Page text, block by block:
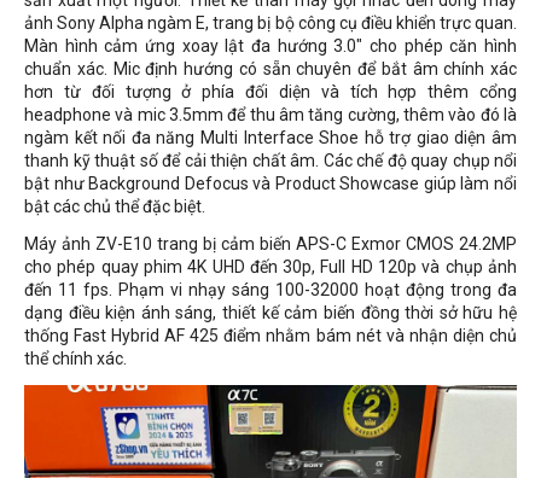
ảnh Sony Alpha ngàm E, trang bị bộ công cụ điều khiển trực quan.
Màn hình cảm ứng xoay lật đa hướng 3.0" cho phép căn hình
chuẩn xác. Mic định hướng có sẵn chuyên để bắt âm chính xác
hơn từ đối tượng ở phía đối diện và tích hợp thêm cổng
headphone và mic 3.5mm để thu âm tăng cường, thêm vào đó là
ngàm kết nối đa năng Multi Interface Shoe hỗ trợ giao diện âm
thanh kỹ thuật số để cải thiện chất âm. Các chế độ quay chụp nổi
bật như Background Defocus và Product Showcase giúp làm nổi
bật các chủ thể đặc biệt.
Máy ảnh ZV-E10 trang bị cảm biến APS-C Exmor CMOS 24.2MP
cho phép quay phim 4K UHD đến 30p, Full HD 120p và chụp ảnh
đến 11 fps. Phạm vi nhạy sáng 100-32000 hoạt động trong đa
dạng điều kiện ánh sáng, thiết kế cảm biến đồng thời sở hữu hệ
thống Fast Hybrid AF 425 điểm nhằm bám nét và nhận diện chủ
thể chính xác.